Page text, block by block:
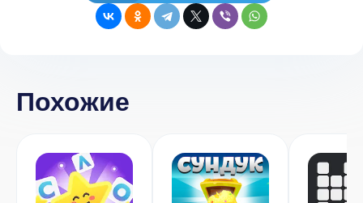
Похожие